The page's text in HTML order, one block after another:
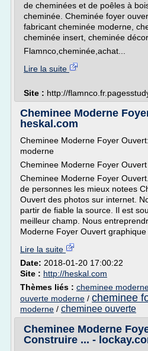
de cheminées et de poêles à
cheminée. Cheminée foyer
fabricant cheminée moderne,
cheminée insert, cheminée
Flamnco,cheminée,achat...
Lire la suite
Site : http://
Cheminee Moderne
heskal.com
Cheminee Moderne Foyer
moderne
Cheminee Moderne Foyer
Cheminee Moderne Foyer
de personnes les mieux notees
Ouvert des photos sur internet.
partir de fiable la source. Il est
meilleur champ. Nous
Moderne Foyer Ouvert graphique
Lire la suite
Date: 2018-01-20 17:00:22
Site : http://heskal.com
Thèmes liés : cheminee
ouverte moderne / cheminee
moderne / cheminee ouverte
Cheminee Moderne
Construire ... -